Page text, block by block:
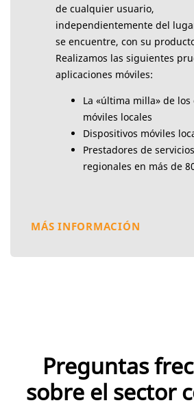
de cualquier usuario,
independientemente del
se encuentre, con su
Realizamos las siguientes
aplicaciones móviles:
La «última milla» de
móviles locales
Dispositivos móviles
Prestadores de
regionales en más de
MÁS INFORMACIÓN
Preguntas
sobre el sector